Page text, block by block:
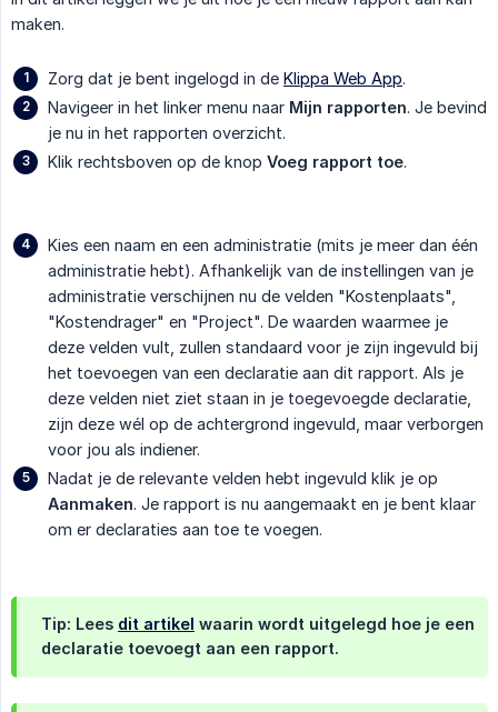
maken.
Zorg dat je bent ingelogd in de Klippa Web App.
Navigeer in het linker menu naar Mijn rapporten. Je bevind
je nu in het rapporten overzicht.
Klik rechtsboven op de knop Voeg rapport toe.
Kies een naam en een administratie (mits je meer dan één
administratie hebt). Afhankelijk van de instellingen van je
administratie verschijnen nu de velden "Kostenplaats",
"Kostendrager" en "Project". De waarden waarmee je
deze velden vult, zullen standaard voor je zijn ingevuld bij
het toevoegen van een declaratie aan dit rapport. Als je
deze velden niet ziet staan in je toegevoegde declaratie,
zijn deze wél op de achtergrond ingevuld, maar verborgen
voor jou als indiener.
Nadat je de relevante velden hebt ingevuld klik je op
Aanmaken. Je rapport is nu aangemaakt en je bent klaar
om er declaraties aan toe te voegen.
Tip: Lees dit artikel waarin wordt uitgelegd hoe je een
declaratie toevoegt aan een rapport.